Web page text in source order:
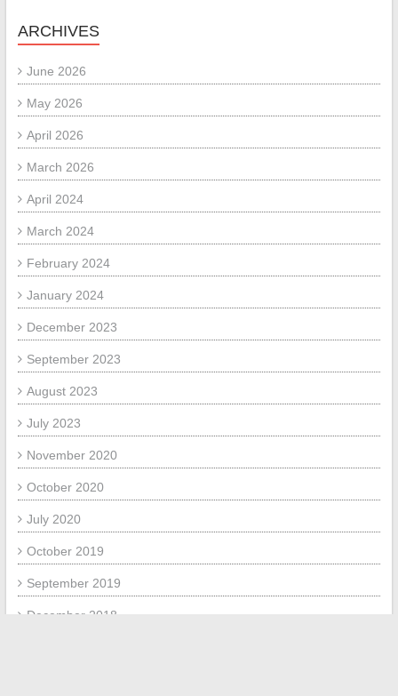
ARCHIVES
June 2026
May 2026
April 2026
March 2026
April 2024
March 2024
February 2024
January 2024
December 2023
September 2023
August 2023
July 2023
November 2020
October 2020
July 2020
October 2019
September 2019
December 2018